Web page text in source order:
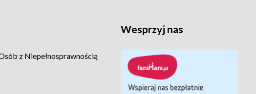
z Niepełnosprawnością
Wesprzyj nas